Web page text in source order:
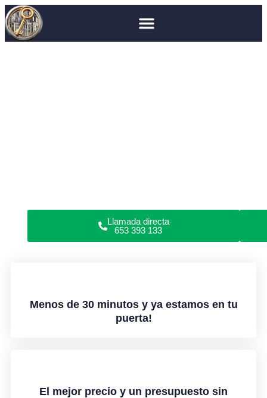
Cerrajero en Madrid
Cerrajero en Puebla de
Llamada directa
653 393 133
Menos de 30 minutos y ya estamos en tu
puerta!
El mejor precio y un presupuesto sin